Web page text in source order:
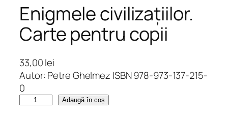
Enigmele civilizațiilor.
Carte pentru copii
33,00lei
Autor: Petre Ghelmez ISBN 978-973-137-215-
0
Adaugă în coș